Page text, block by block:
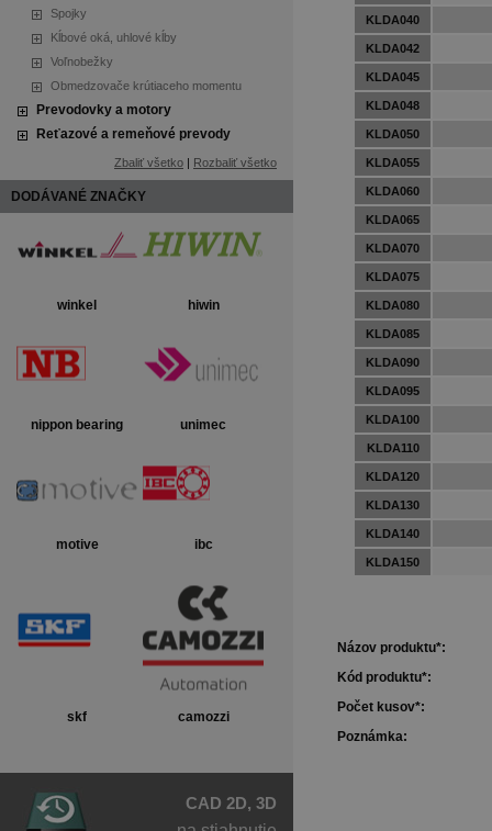
Spojky
Kĺbové oká, uhlové kĺby
Voľnobežky
Obmedzovače krútiaceho momentu
Prevodovky a motory
Reťazové a remeňové prevody
Zbaliť všetko | Rozbaliť všetko
DODÁVANÉ ZNAČKY
winkel hiwin
nippon bearing unimec
motive ibc
skf camozzi
CAD 2D, 3D
KLDA040
KLDA042
KLDA045
KLDA048
KLDA050
KLDA055
KLDA060
KLDA065
KLDA070
KLDA075
KLDA080
KLDA085
KLDA090
KLDA095
KLDA100
KLDA110
KLDA120
KLDA130
KLDA140
KLDA150
Názov produktu*:
Kód produktu*:
Počet kusov*:
Poznámka: